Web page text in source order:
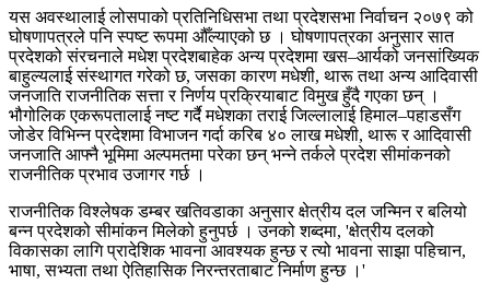
यस अवस्थालाई लोसपाको प्रतिनिधिसभा तथा प्रदेशसभा निर्वाचन २०७९ को
घोषणापत्रले पनि स्पष्ट रूपमा औँल्याएको छ । घोषणापत्रका अनुसार सात
प्रदेशको संरचनाले मधेश प्रदेशबाहेक अन्य प्रदेशमा खस–आर्यको जनसांख्यिक
बाहुल्यलाई संस्थागत गरेको छ, जसका कारण मधेशी, थारू तथा अन्य आदिवासी
जनजाति राजनीतिक सत्ता र निर्णय प्रक्रियाबाट विमुख हुँदै गएका छन् ।
भौगोलिक एकरूपतालाई नष्ट गर्दै मधेशका तराई जिल्लालाई हिमाल–पहाडसँग
जोडेर विभिन्न प्रदेशमा विभाजन गर्दा करिब ४० लाख मधेशी, थारू र आदिवासी
जनजाति आफ्नै भूमिमा अल्पमतमा परेका छन् भन्ने तर्कले प्रदेश सीमांकनको
राजनीतिक प्रभाव उजागर गर्छ ।
राजनीतिक विश्लेषक डम्बर खतिवडाका अनुसार क्षेत्रीय दल जन्मिन र बलियो
बन्न प्रदेशको सीमांकन मिलेको हुनुपर्छ । उनको शब्दमा, 'क्षेत्रीय दलको
विकासका लागि प्रादेशिक भावना आवश्यक हुन्छ र त्यो भावना साझा पहिचान,
भाषा, सभ्यता तथा ऐतिहासिक निरन्तरताबाट निर्माण हुन्छ ।'